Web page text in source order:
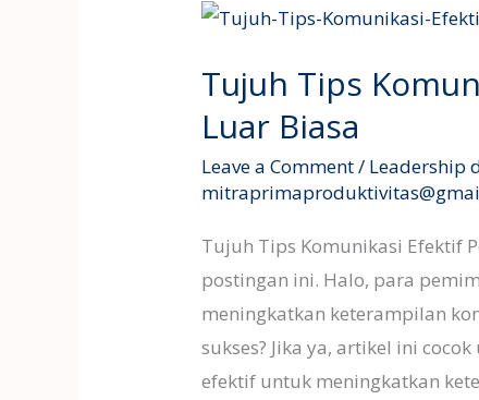
Tujuh Tips
Luar Biasa
Leave a Comment/ Leadership
Tujuh Tips Komunikasi Efektif
postingan ini. Halo, para
meningkatkan keterampilan
sukses? Jika ya, artikel ini
efektif untuk meningkatkan
Tujuh
Komunikasi
Efektif
Luar